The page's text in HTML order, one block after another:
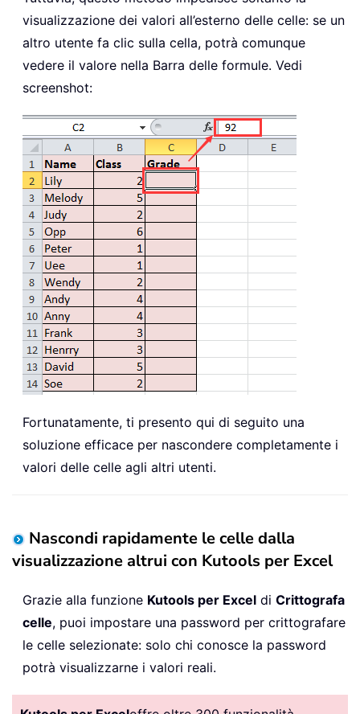
visualizzazione dei valori all’esterno delle celle: se un
altro utente fa clic sulla cella, potrà comunque
vedere il valore nella Barra delle formule. Vedi
screenshot:
Fortunatamente, ti presento qui di seguito una
soluzione efficace per nascondere completamente i
valori delle celle agli altri utenti.
Nascondi rapidamente le celle dalla
visualizzazione altrui con Kutools per Excel
Grazie alla funzione Kutools per Excel di Crittografa
celle, puoi impostare una password per crittografare
le celle selezionate: solo chi conosce la password
potrà visualizzarne i valori reali.